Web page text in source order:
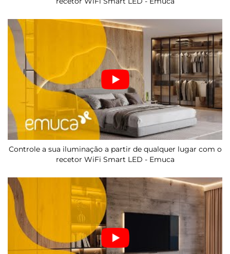
Controle a sua iluminação a partir de qualquer lugar com o
recetor WiFi Smart LED - Emuca